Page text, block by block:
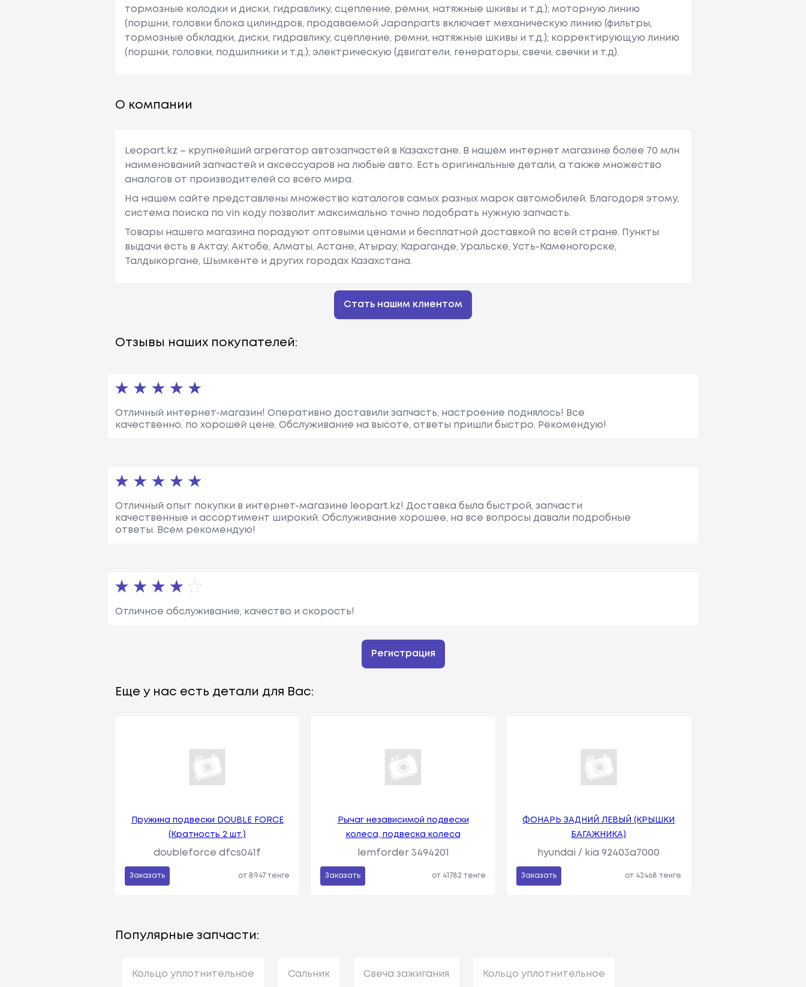
тормозные колодки и диски, гидравлику, сцепление, ремни, натяжные шкивы и т.д.); моторную линию
(поршни, головки блока цилиндров, продаваемой Japanparts включает механическую линию (фильтры,
тормозные обкладки, диски, гидравлику, сцепление, ремни, натяжные шкивы и т.д.); корректирующую линию
(поршни, головки, подшипники и т.д.); электрическую (двигатели, генераторы, свечи, свечки и т.д).
О компании
Leopart.kz – крупнейший агрегатор автозапчастей в Казахстане. В нашем интернет магазине более 70 млн
наименований запчастей и аксессуаров на любые авто. Есть оригинальные детали, а также множество
аналогов от производителей со всего мира.
На нашем сайте представлены множество каталогов самых разных марок автомобилей. Благодоря этому,
система поиска по vin коду позволит максимально точно подобрать нужную запчасть.
Товары нашего магазина порадуют оптовыми ценами и бесплатной доставкой по всей стране. Пункты
выдачи есть в Актау, Актобе, Алматы, Астане, Атырау, Караганде, Уральске, Усть-Каменогорске,
Талдыкоргане, Шымкенте и других городах Казахстана.
Стать нашим клиентом
Отзывы наших покупателей:
Отличный интернет-магазин! Оперативно доставили запчасть, настроение поднялось! Все
качественно, по хорошей цене. Обслуживание на высоте, ответы пришли быстро. Рекомендую!
Отличный опыт покупки в интернет-магазине leopart.kz! Доставка была быстрой, запчасти
качественные и ассортимент широкий. Обслуживание хорошее, на все вопросы давали подробные
ответы. Всем рекомендую!
Отличное обслуживание, качество и скорость!
Регистрация
Еще у нас есть детали для Вас:
Пружина подвески DOUBLE FORCE
(Кратность 2 шт.)
doubleforce dfcs041f
Заказать от 8947 тенге
Рычаг независимой подвески
колеса, подвеска колеса
lemforder 3494201
Заказать от 41782 тенге
ФОНАРЬ ЗАДНИЙ ЛЕВЫЙ (КРЫШКИ
БАГАЖНИКА)
hyundai / kia 92403a7000
Заказать от 42468 тенге
Популярные запчасти:
Кольцо уплотнительное Сальник Свеча зажигания Кольцо уплотнительное